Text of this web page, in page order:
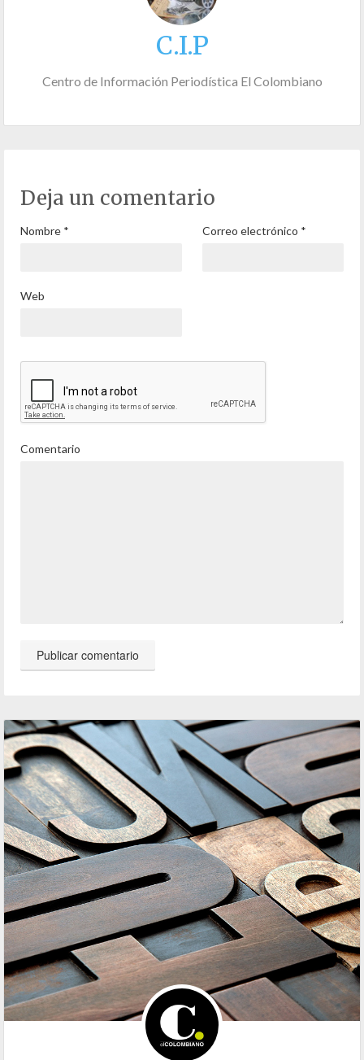
C.I.P
Centro de Información Periodística El Colombiano
Deja un comentario
Nombre * Correo electrónico *
Web
Comentario